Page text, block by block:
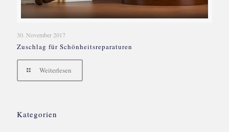
30. November 2017
Zuschlag für Schönheitsreparaturen
Weiterlesen
Kategorien